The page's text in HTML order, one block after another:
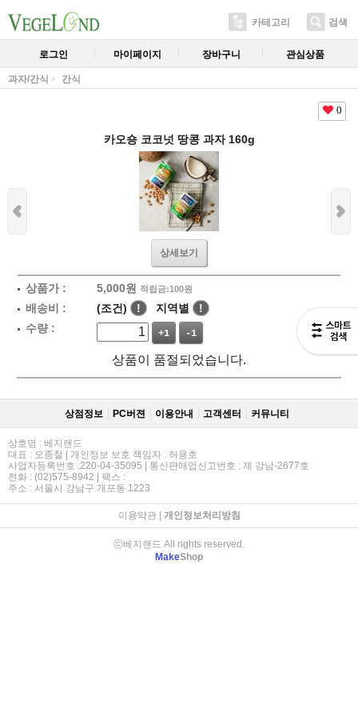
카테고리 검색
로그인 마이페이지 장바구니 관심상품
과자/간식 간식
0
카오숑 코코넛 땅콩 과자 160g
상세보기
상품가 : 5,000원 적립금:100원
배송비 : (조건) ! 지역별
!
수량 :
+1 -1
상품이 품절되었습니다.
상점정보 PC버젼 이용안내 고객센터 커뮤니티
상호명 : 베지랜드
대표 : 오종철 | 개인정보 보호 책임자 : 허용호
사업자등록번호 :220-04-35095 | 통신판매업신고번호 : 제 강남-2677호
전화 : (02)575-8942 | 팩스 :
주소 : 서울시 강남구 개포동 1223
이용약관| 개인정보처리방침
ⓒ베지랜드 All rights reserved.
MakeShop